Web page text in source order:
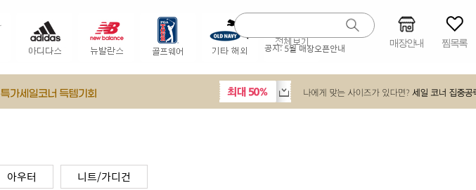
공지:5월 매장오픈안내 매장안내 찜목록
아우터 니트/가디건